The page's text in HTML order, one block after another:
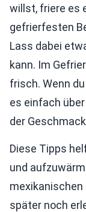
willst, friere es
gefrierfesten
Lass dabei
kann. Im
frisch. Wenn
es einfach
der
Diese Tipps
und
später noch